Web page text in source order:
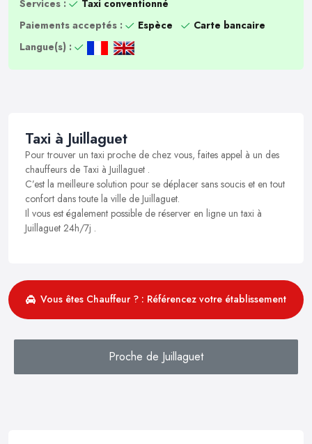
Services :
Taxi conventionné
Paiements acceptés :
Espèce
Carte bancaire
Langue(s) :
Taxi à Juillaguet
Pour trouver un taxi proche de chez vous, faites appel à un des
chauffeurs de Taxi à Juillaguet .
C’est la meilleure solution pour se déplacer sans soucis et en tout
confort dans toute la ville de Juillaguet.
Il vous est également possible de réserver en ligne un taxi à
Juillaguet 24h/7j .
Vous êtes Chauffeur ? : Référencez votre établissement
Proche de Juillaguet